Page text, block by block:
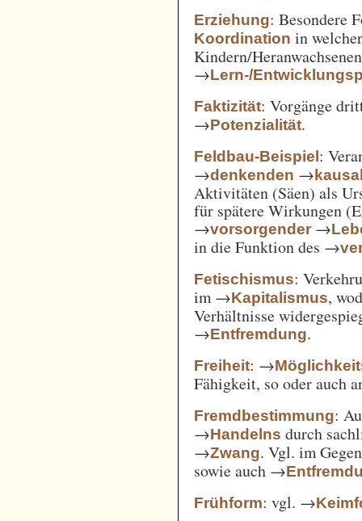
Erziehung: Besondere
Koordination in
Kindern/
→Lern-/
Faktizität: Vorgänge
→Potenzialität.
Feldbau-Beispiel:
→denkenden →
Aktivitäten (Säen) als
für spätere Wirkungen
→vorsorgender →
in die Funktion des →
Fetischismus:
im →Kapitalismus,
Verhältnisse
→Entfremdung.
Freiheit: →
Fähigkeit, so oder auch
Fremdbestimmung:
→Handelns durch
→Zwang. Vgl. im
sowie auch →
Frühform: vgl. →